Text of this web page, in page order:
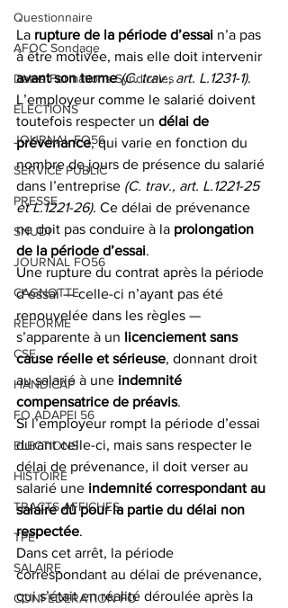
Questionnaire
AFOC Sondage
Dates Formations Syndicales
ELECTIONS
JOURNAL FO56
SERVICE PUBLIC
PRESSE
SNUDI
JOURNAL FO56
CAGNOTTE
REFORME
CSE
HANDICAP
FO ADAPEI 56
ELECTIONS
HISTOIRE
TRACTS AFFICHES
TPE
SALAIRE
CONFEDERATION FO
La rupture de la période d’essai n’a pas
à être motivée, mais elle doit intervenir
avant son terme (C. trav., art. L.1231-1).
L’employeur comme le salarié doivent
toutefois respecter un délai de
prévenance, qui varie en fonction du
nombre de jours de présence du salarié
dans l’entreprise (C. trav., art. L.1221-25
et L.1221-26). Ce délai de prévenance
ne doit pas conduire à la prolongation
de la période d’essai.
Une rupture du contrat après la période
d’essai — celle-ci n’ayant pas été
renouvelée dans les règles —
s’apparente à un licenciement sans
cause réelle et sérieuse, donnant droit
au salarié à une indemnité
compensatrice de préavis.
Si l’employeur rompt la période d’essai
durant celle-ci, mais sans respecter le
délai de prévenance, il doit verser au
salarié une indemnité correspondant au
salaire dû pour la partie du délai non
respectée.
Dans cet arrêt, la période
correspondant au délai de prévenance,
qui s’était en réalité déroulée après la